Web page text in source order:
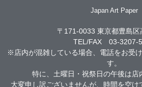
Japan Art Paper
〒171-0033 東京都豊島区
TEL/FAX 03-3207-
※店内が混雑している場合、電話をお受
す。
特に、土曜日・祝祭日の午後は店
大変申し訳ございませんが、時間を空け